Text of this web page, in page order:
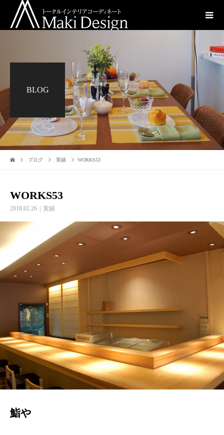
BLOG
ブログ 実績 WORKS53
WORKS53
2018.02.26 実績
鮨や